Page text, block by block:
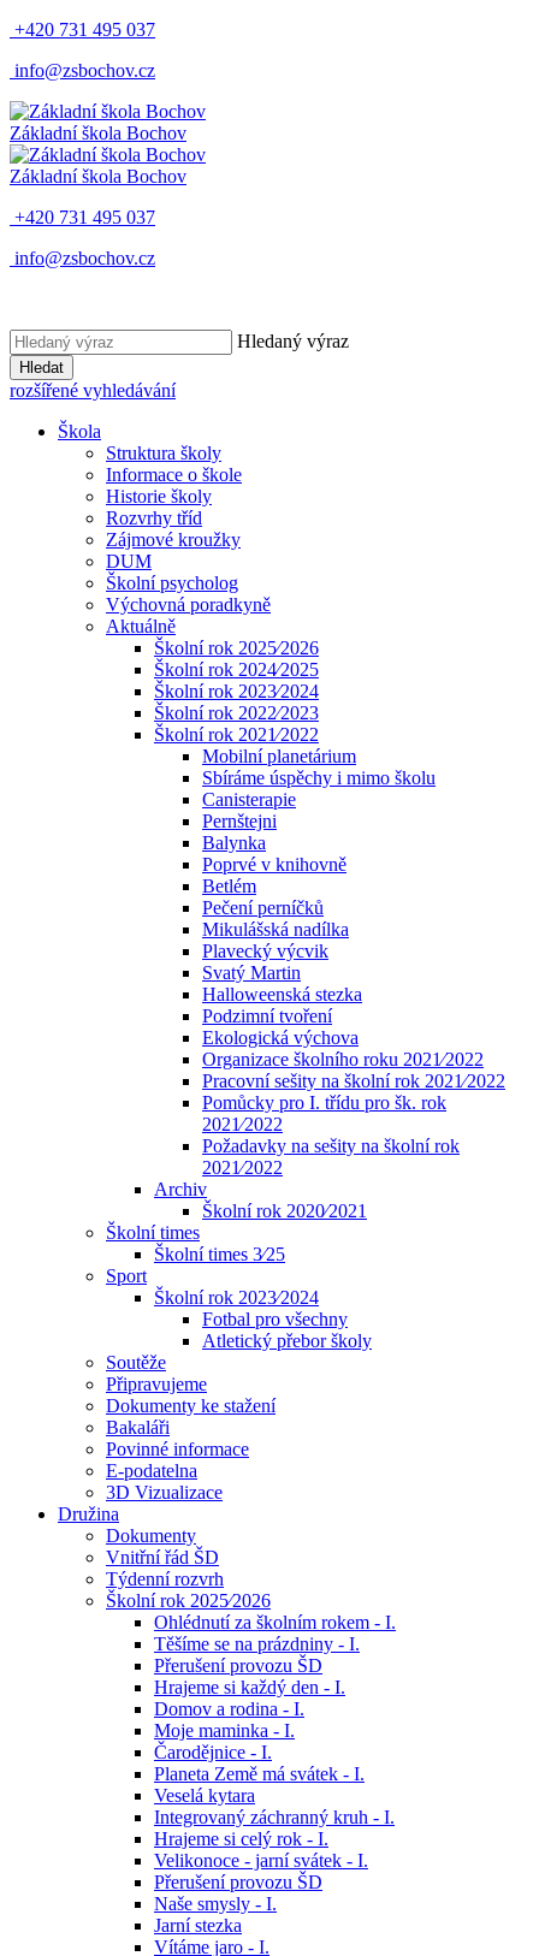
+420 731 495 037
info@zsbochov.cz
Základní škola Bochov
Základní škola Bochov
+420 731 495 037
info@zsbochov.cz
Hledaný výraz
Hledat
rozšířené vyhledávání
Škola
Struktura školy
Informace o škole
Historie školy
Rozvrhy tříd
Zájmové kroužky
DUM
Školní psycholog
Výchovná poradkyně
Aktuálně
Školní rok 2025⁄2026
Školní rok 2024⁄2025
Školní rok 2023⁄2024
Školní rok 2022⁄2023
Školní rok 2021⁄2022
Mobilní planetárium
Sbíráme úspěchy i mimo školu
Canisterapie
Pernštejni
Balynka
Poprvé v knihovně
Betlém
Pečení perníčků
Mikulášská nadílka
Plavecký výcvik
Svatý Martin
Halloweenská stezka
Podzimní tvoření
Ekologická výchova
Organizace školního roku 2021⁄2022
Pracovní sešity na školní rok 2021⁄2022
Pomůcky pro I. třídu pro šk. rok
2021⁄2022
Požadavky na sešity na školní rok
2021⁄2022
Archiv
Školní rok 2020⁄2021
Školní times
Školní times 3⁄25
Sport
Školní rok 2023⁄2024
Fotbal pro všechny
Atletický přebor školy
Soutěže
Připravujeme
Dokumenty ke stažení
Bakaláři
Povinné informace
E-podatelna
3D Vizualizace
Družina
Dokumenty
Vnitřní řád ŠD
Týdenní rozvrh
Školní rok 2025⁄2026
Ohlédnutí za školním rokem - I.
Těšíme se na prázdniny - I.
Přerušení provozu ŠD
Hrajeme si každý den - I.
Domov a rodina - I.
Moje maminka - I.
Čarodějnice - I.
Planeta Země má svátek - I.
Veselá kytara
Integrovaný záchranný kruh - I.
Hrajeme si celý rok - I.
Velikonoce - jarní svátek - I.
Přerušení provozu ŠD
Naše smysly - I.
Jarní stezka
Vítáme jaro - I.